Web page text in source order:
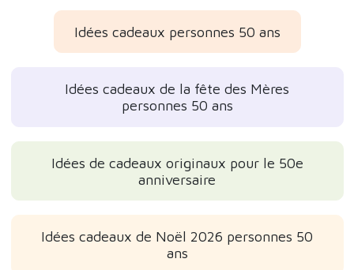
Idées cadeaux personnes 50 ans
Idées cadeaux de la fête des Mères
personnes 50 ans
Idées de cadeaux originaux pour le 50e
anniversaire
Idées cadeaux de Noël 2026 personnes 50
ans